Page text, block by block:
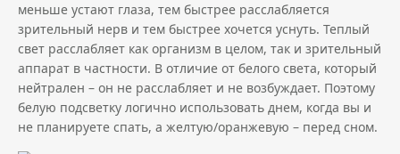
меньше устают глаза, тем быстрее расслабляется
зрительный нерв и тем быстрее хочется уснуть. Теплый
свет расслабляет как организм в целом, так и зрительный
аппарат в частности. В отличие от белого света, который
нейтрален – он не расслабляет и не возбуждает. Поэтому
белую подсветку логично использовать днем, когда вы и
не планируете спать, а желтую/оранжевую – перед сном.